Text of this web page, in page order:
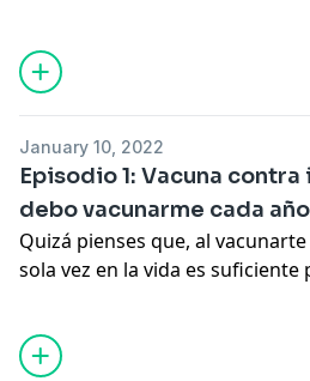
propósito de sanar su mente
es Gupa" es una serie original
historia de una mexicana que
de vida que Gupa ha recibido
involuntariamente a través de
January 10, 2022
Episodio 1: Vacuna
debo vacunarme cada
Quizá pienses que, al
sola vez en la vida es